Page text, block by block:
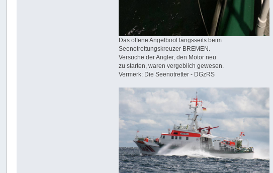
Das offene Angelboot längsseits beim
Seenotrettungskreuzer BREMEN.
Versuche der Angler, den Motor neu
zu starten, waren vergeblich gewesen.
Vermerk: Die Seenotretter - DGzRS